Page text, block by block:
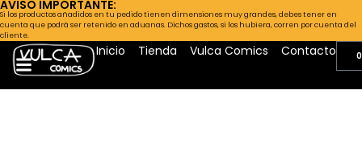
AVISO IMPORTANTE:
Si los productos añadidos en tu pedido tienen dimensiones muy grandes, debes tener en
cuenta que podrá ser retenido en aduanas. Dichos gastos, si los hubiera, corren por cuenta del
cliente.
Inicio Tienda Vulca Comics Contacto